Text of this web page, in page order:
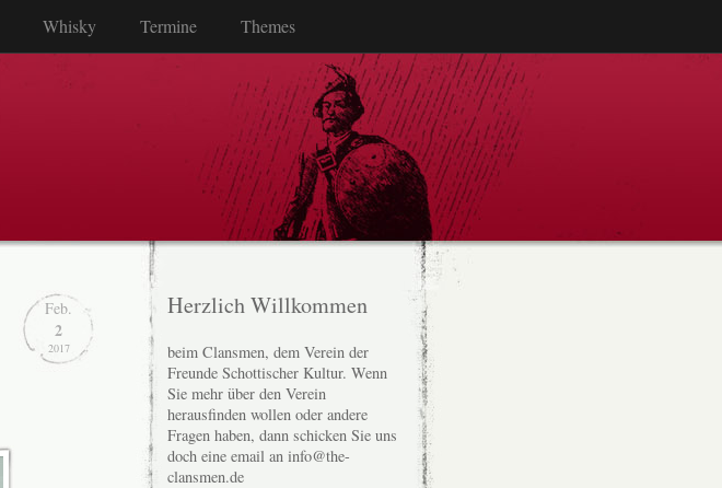
Whisky Termine Themes
Feb.
2
2017
Herzlich Willkommen
beim Clansmen, dem Verein der
Freunde Schottischer Kultur. Wenn
Sie mehr über den Verein
herausfinden wollen oder andere
Fragen haben, dann schicken Sie uns
doch eine email an info@the-
clansmen.de